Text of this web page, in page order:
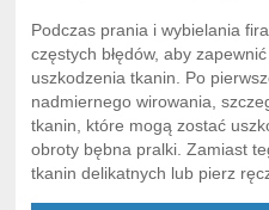
Podczas prania i wybielania
częstych błędów, aby
uszkodzenia tkanin. Po
nadmiernego wirowania,
tkanin, które mogą zostać
obroty bębna pralki. Zamiast
tkanin delikatnych lub pierz